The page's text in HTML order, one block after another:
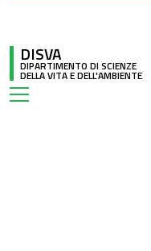
DISVA
DIPARTIMENTO DI SCIENZE
DELLA VITA E DELL'AMBIENTE